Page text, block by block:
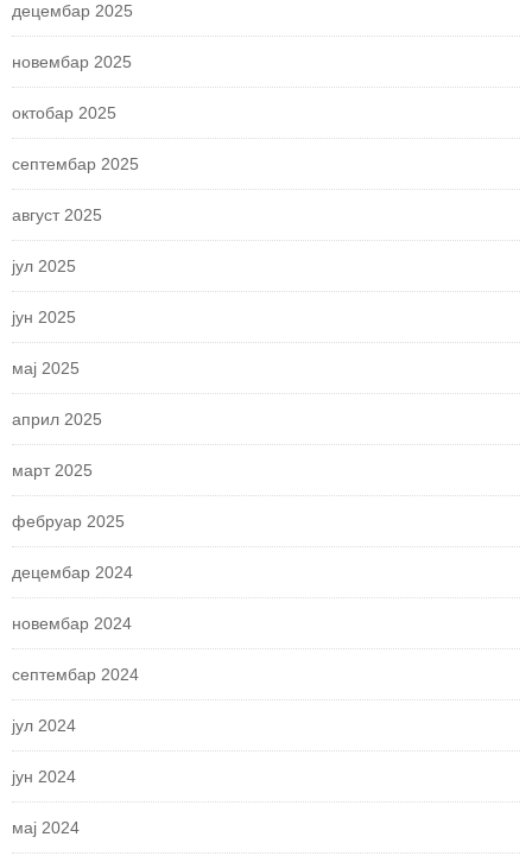
децембар 2025
новембар 2025
октобар 2025
септембар 2025
август 2025
јул 2025
јун 2025
мај 2025
април 2025
март 2025
фебруар 2025
децембар 2024
новембар 2024
септембар 2024
јул 2024
јун 2024
мај 2024